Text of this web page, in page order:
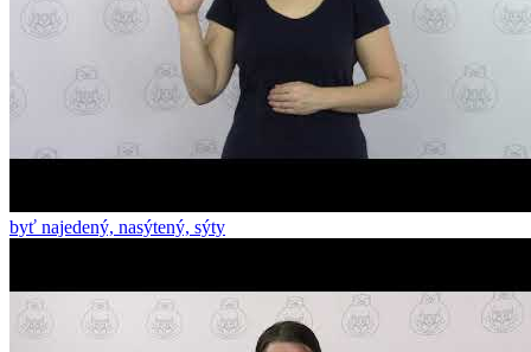
byť najedený, nasýtený, sýty